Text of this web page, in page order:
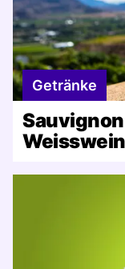
Getränke